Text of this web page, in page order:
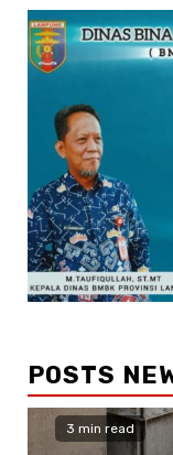
POSTS
3 min read